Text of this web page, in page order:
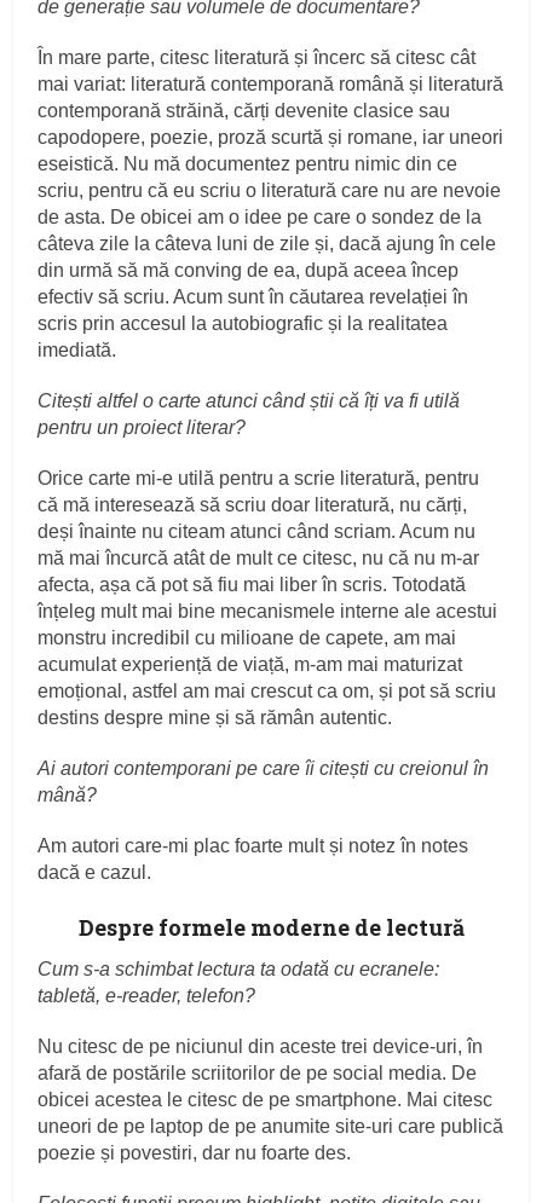
de generație sau volumele de documentare?
În mare parte, citesc literatură și încerc să citesc cât
mai variat: literatură contemporană română și literatură
contemporană străină, cărți devenite clasice sau
capodopere, poezie, proză scurtă și romane, iar uneori
eseistică. Nu mă documentez pentru nimic din ce
scriu, pentru că eu scriu o literatură care nu are nevoie
de asta. De obicei am o idee pe care o sondez de la
câteva zile la câteva luni de zile și, dacă ajung în cele
din urmă să mă conving de ea, după aceea încep
efectiv să scriu. Acum sunt în căutarea revelației în
scris prin accesul la autobiografic și la realitatea
imediată.
Citești altfel o carte atunci când știi că îți va fi utilă
pentru un proiect literar?
Orice carte mi-e utilă pentru a scrie literatură, pentru
că mă interesează să scriu doar literatură, nu cărți,
deși înainte nu citeam atunci când scriam. Acum nu
mă mai încurcă atât de mult ce citesc, nu că nu m-ar
afecta, așa că pot să fiu mai liber în scris. Totodată
înțeleg mult mai bine mecanismele interne ale acestui
monstru incredibil cu milioane de capete, am mai
acumulat experiență de viață, m-am mai maturizat
emoțional, astfel am mai crescut ca om, și pot să scriu
destins despre mine și să rămân autentic.
Ai autori contemporani pe care îi citești cu creionul în
mână?
Am autori care-mi plac foarte mult și notez în notes
dacă e cazul.
Despre formele moderne de lectură
Cum s-a schimbat lectura ta odată cu ecranele:
tabletă, e-reader, telefon?
Nu citesc de pe niciunul din aceste trei device-uri, în
afară de postările scriitorilor de pe social media. De
obicei acestea le citesc de pe smartphone. Mai citesc
uneori de pe laptop de pe anumite site-uri care publică
poezie și povestiri, dar nu foarte des.